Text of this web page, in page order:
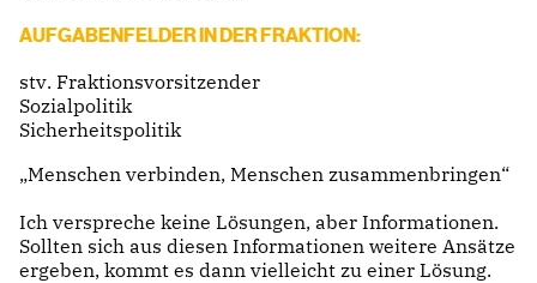
AUFGABENFELDER IN DER FRAKTION:
stv. Fraktionsvorsitzender
Sozialpolitik
Sicherheitspolitik
Menschen verbinden, Menschen zusammenbringen“
Ich verspreche keine Lösungen, aber Informationen.
Sollten sich aus diesen Informationen weitere Ansätze
ergeben, kommt es dann vielleicht zu einer Lösung.